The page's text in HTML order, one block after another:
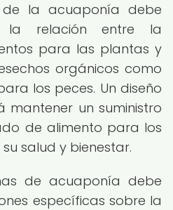
de la acuaponía debe
la relación entre la
para las plantas y
orgánicos como
los peces. Un diseño
mantener un suministro
de alimento para los
salud y bienestar.
de acuaponía debe
específicas sobre la